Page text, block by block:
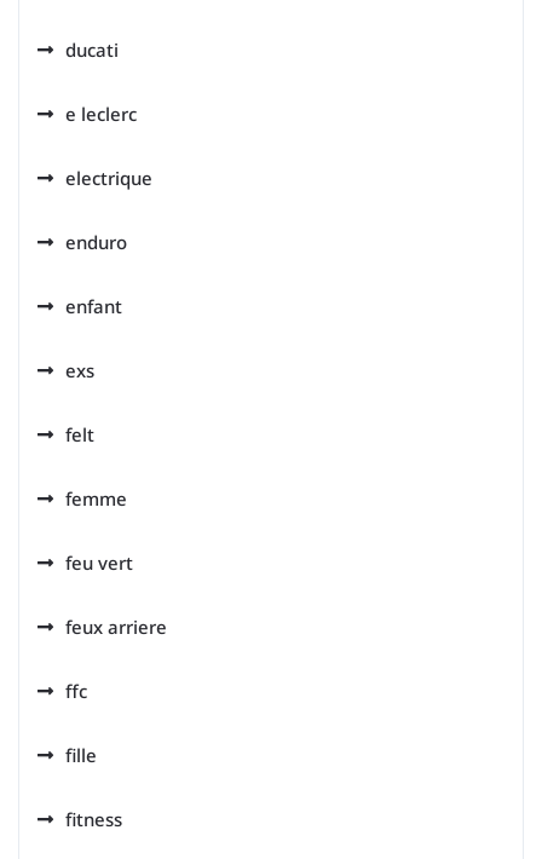
ducati
e leclerc
electrique
enduro
enfant
exs
felt
femme
feu vert
feux arriere
ffc
fille
fitness